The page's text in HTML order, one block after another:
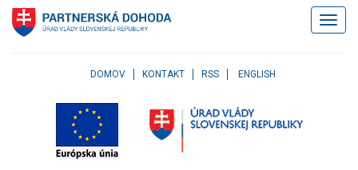
Klávesové
skratky
Skočiť
DOMOV KONTAKT RSS ENGLISH